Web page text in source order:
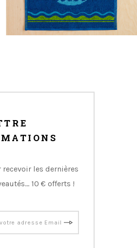
les dernières
10 € offerts !